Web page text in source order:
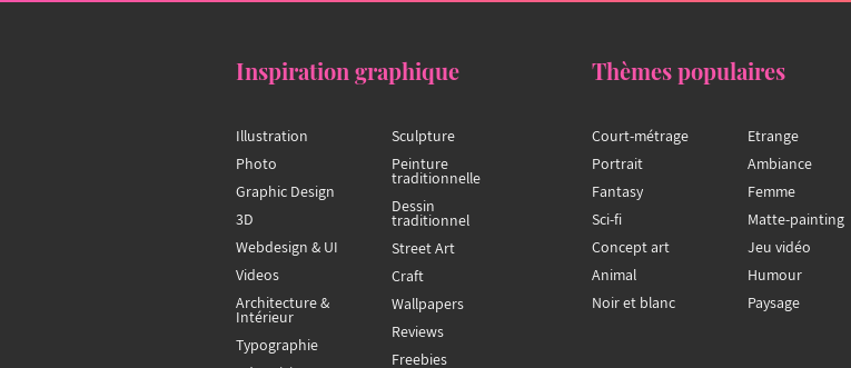
Inspiration graphique
Illustration
Photo
Graphic Design
3D
Webdesign & UI
Videos
Architecture &
Intérieur
Typographie
Sculpture
Peinture
traditionnelle
Dessin
traditionnel
Street Art
Craft
Wallpapers
Reviews
Freebies
Thèmes populaires
Court-métrage
Portrait
Fantasy
Sci-fi
Concept art
Animal
Noir et blanc
Etrange
Ambiance
Femme
Matte-painting
Jeu vidéo
Humour
Paysage